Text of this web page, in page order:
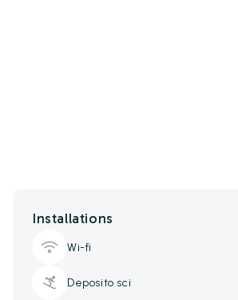
Installations
Wi-fi
Deposito sci